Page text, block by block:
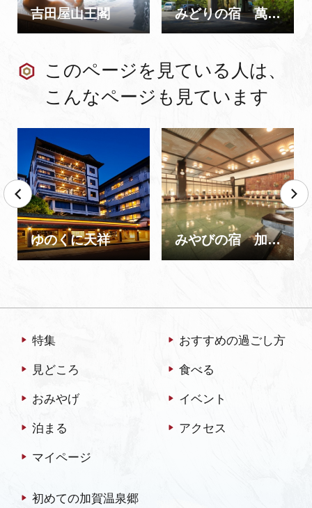
吉田屋山王閣 みどりの宿 萬松閣
このページを見ている人は、
こんなページも見ています
ゆのくに天祥 みやびの宿 加賀百万石
特集 おすすめの過ごし方
見どころ 食べる
おみやげ イベント
泊まる アクセス
マイページ
初めての加賀温泉郷